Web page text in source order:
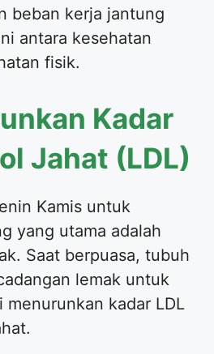
beban kerja jantung
antara kesehatan
fisik.
Kadar
Jahat (LDL)
Kamis untuk
yang utama adalah
Saat berpuasa, tubuh
lemak untuk
menurunkan kadar LDL